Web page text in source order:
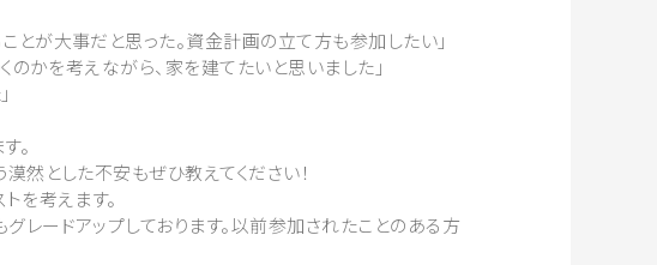
とが大事だと思った。資金計画の立て方も参加したい」
のかを考えながら、家を建てたいと思いました」
。
然とした不安もぜひ教えてください！
を考えます。
レードアップしております。以前参加されたことのある方